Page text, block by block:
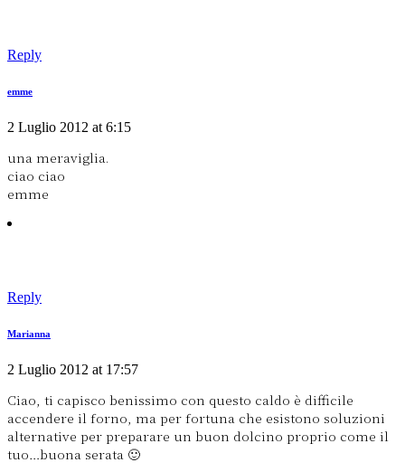
Reply
emme
2 Luglio 2012 at 6:15
una meraviglia.
ciao ciao
emme
Reply
Marianna
2 Luglio 2012 at 17:57
Ciao, ti capisco benissimo con questo caldo è difficile
accendere il forno, ma per fortuna che esistono soluzioni
alternative per preparare un buon dolcino proprio come il
tuo…buona serata 🙂